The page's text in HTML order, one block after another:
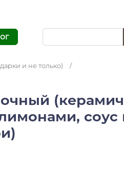
и не только)
/
соус